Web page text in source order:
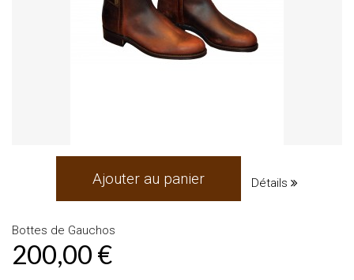
Ajouter au panier Détails
Bottes de Gauchos
200,00 €